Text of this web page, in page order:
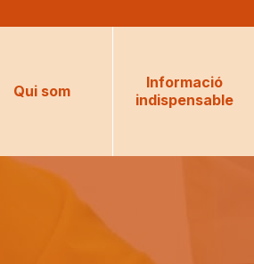
Qui som
Informació
indispensable